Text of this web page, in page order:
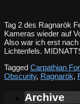
Tag 2 des Ragnarök
Kameras wieder auf
Also war ich erst
Lichtenfels.
Tagged Carpathian
Obscurity, Ragnarök,
Archive